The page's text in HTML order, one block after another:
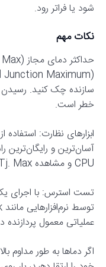
شود یا فراتر رود.
نکات مهم
سازنده چک کنید.
خطر است.
آسان‌ترین و رایگان‌ترین
CPU و مشاهده Tj. Max است.
عملیاتی معمول
اگر دماها به طور مداوم